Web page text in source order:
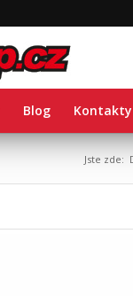
Blog Kontakty
Jste zde: